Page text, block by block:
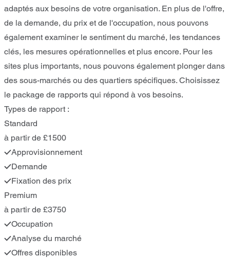
adaptés aux besoins de votre organisation. En plus de l'offre,
de la demande, du prix et de l'occupation, nous pouvons
également examiner le sentiment du marché, les tendances
clés, les mesures opérationnelles et plus encore. Pour les
sites plus importants, nous pouvons également plonger dans
des sous-marchés ou des quartiers spécifiques. Choisissez
le package de rapports qui répond à vos besoins.
Types de rapport :
Standard
à partir de £1500
Approvisionnement
Demande
Fixation des prix
Premium
à partir de £3750
Occupation
Analyse du marché
Offres disponibles